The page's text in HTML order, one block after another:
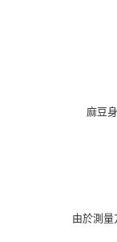
麻豆
由於測